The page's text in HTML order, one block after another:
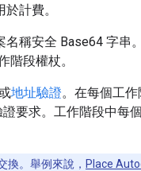
計費。
名稱安全 Base64 字串
階段權杖。
地址驗證。在每個工
要求。工作階段中每
換。舉例來說， Place